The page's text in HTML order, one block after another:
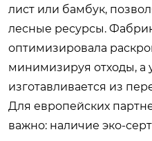
лист или бамбук,
лесные ресурсы.
оптимизировала
минимизируя отходы, а
изготавливается из
Для европейских
важно: наличие эко-